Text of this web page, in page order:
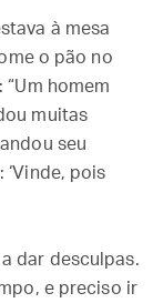
à mesa
o pão no
“Um homem
muitas
seu
pois
dar desculpas.
e preciso ir